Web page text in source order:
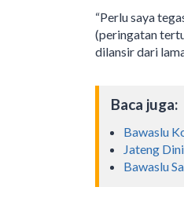
“Perlu saya
(peringatan
dilansir dari
Baca juga:
Bawaslu
Jateng
Bawaslu